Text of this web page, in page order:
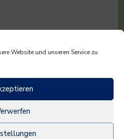
Website und unseren Service zu
Dateien aus